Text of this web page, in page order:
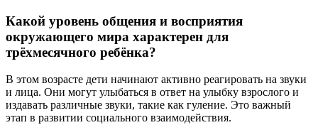
Какой уровень общения и восприятия
окружающего мира характерен для
трёхмесячного ребёнка?
В этом возрасте дети начинают активно реагировать на звуки
и лица. Они могут улыбаться в ответ на улыбку взрослого и
издавать различные звуки, такие как гуление. Это важный
этап в развитии социального взаимодействия.